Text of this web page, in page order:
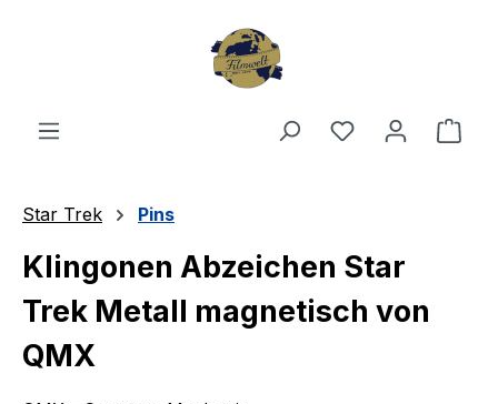
Du hast 0
Star Trek Pins
Klingonen Abzeichen Star
Trek Metall magnetisch von
QMX